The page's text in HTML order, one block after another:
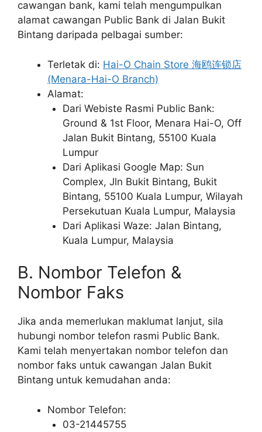
cawangan bank, kami telah mengumpulkan
alamat cawangan Public Bank di Jalan Bukit
Bintang daripada pelbagai sumber:
Terletak di: Hai-O Chain Store 海鸥连锁店
(Menara-Hai-O Branch)
Alamat:
Dari Webiste Rasmi Public Bank:
Ground & 1st Floor, Menara Hai-O, Off
Jalan Bukit Bintang, 55100 Kuala
Lumpur
Dari Aplikasi Google Map: Sun
Complex, Jln Bukit Bintang, Bukit
Bintang, 55100 Kuala Lumpur, Wilayah
Persekutuan Kuala Lumpur, Malaysia
Dari Aplikasi Waze: Jalan Bintang,
Kuala Lumpur, Malaysia
B. Nombor Telefon &
Nombor Faks
Jika anda memerlukan maklumat lanjut, sila
hubungi nombor telefon rasmi Public Bank.
Kami telah menyertakan nombor telefon dan
nombor faks untuk cawangan Jalan Bukit
Bintang untuk kemudahan anda:
Nombor Telefon:
03-21445755